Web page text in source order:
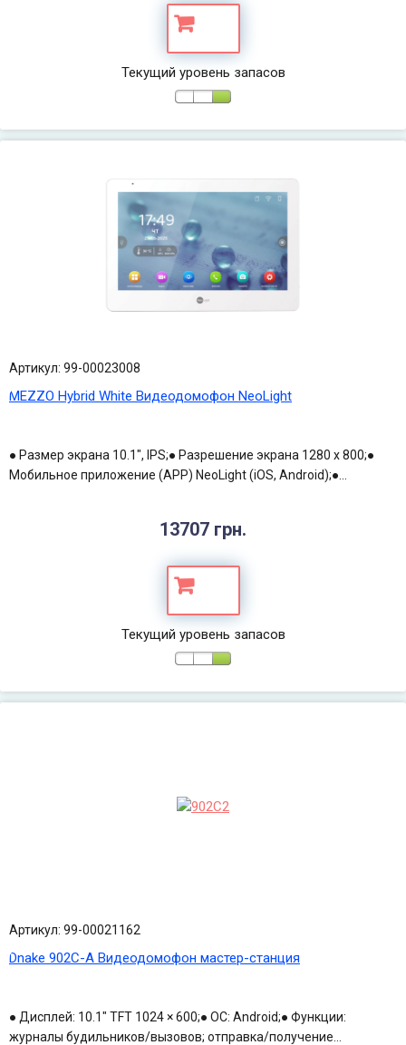
Текущий уровень запасов
Артикул: 99-00023008
MEZZO Hybrid White Видеодомофон NeoLight
● Размер экрана 10.1", IPS;● Разрешение экрана 1280 х 800;●
Мобильное приложение (APP) NeoLight (iOS, Android);●...
13707 грн.
Текущий уровень запасов
Артикул: 99-00021162
Dnake 902С-А Видеодомофон мастер-станция
● Дисплей: 10.1" TFT 1024 × 600;● ОС: Android;● Функции:
журналы будильников/вызовов; отправка/получение...